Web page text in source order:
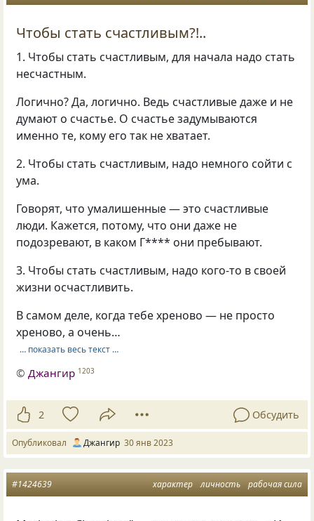
Чтобы стать счастливым?!..
1. Чтобы стать счастливым, для начала надо стать
несчастным.
Логично? Да, логично. Ведь счастливые даже и не
думают о счастье. О счастье задумываются
именно те, кому его так не хватает.
2. Чтобы стать счастливым, надо немного сойти с
ума.
Говорят, что умалишенные — это счастливые
люди. Кажется, потому, что они даже не
подозревают, в каком Г**** они пребывают.
3. Чтобы стать счастливым, надо кого-то в своей
жизни осчастливить.
В самом деле, когда тебе хреново — не просто
хреново, а очень…
… показать весь текст …
© Джангир 1203
2 Обсудить
Опубликовал Джангир 30 янв 2023
характер личность рабочая сила
#1424639